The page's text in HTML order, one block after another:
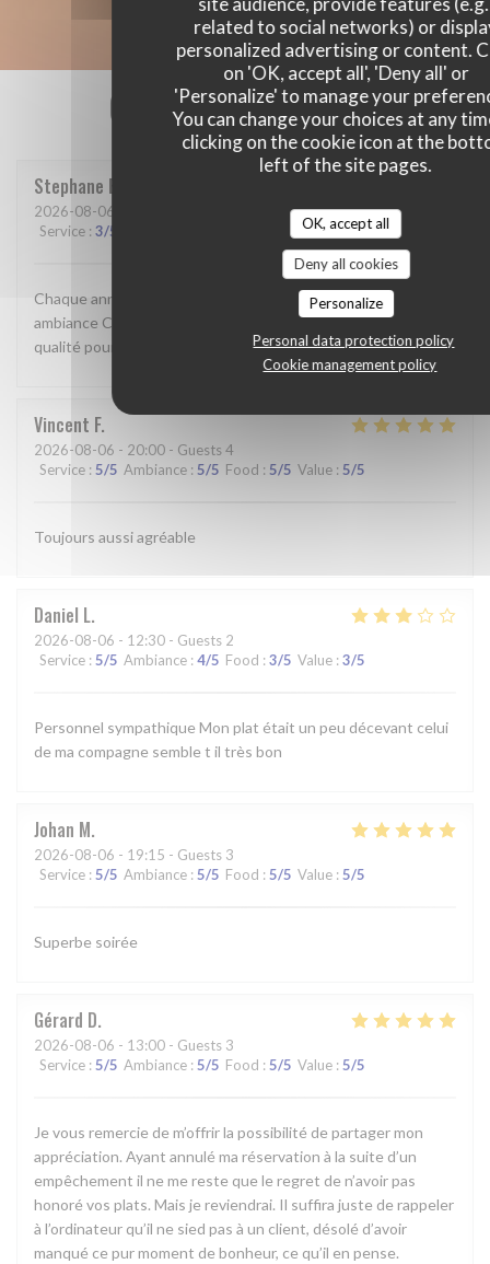
related to social networks) or
personalized advertising or content.
on 'OK, accept all', 'Deny all' or
'Personalize' to manage your
You can change your choices at any
clicking on the cookie icon at the
left of the site pages.
OK, accept all
Deny all cookies
Personalize
Personal data protection policy
Cookie management policy
Our customer ratings
Stephane B
2026-08-06
Service : 3/5 /5 Value:2/5
Chaque année de moins en moins bien Nourriture comme
ambiance C’est dommage parce qu’il y a vraiment un besoin de
qualité pour une clientèle haut de gamme
Vincent F
2026-08-06 - 20:00 - Guests 4
Service : 5/5 Ambiance : 5/5 Food : 5/5 Value : 5/5
Toujours aussi agréable
Daniel L
2026-08-06 - 12:30 - Guests 2
Service : 5/5 Ambiance : 4/5 Food : 3/5 Value : 3/5
Personnel sympathique Mon plat était un peu décevant celui
de ma compagne semble t il très bon
Johan M
2026-08-06 - 19:15 - Guests 3
Service : 5/5 Ambiance : 5/5 Food : 5/5 Value : 5/5
Superbe soirée
Gérard D
2026-08-06 - 13:00 - Guests 3
Service : 5/5 Ambiance : 5/5 Food : 5/5 Value : 5/5
Je vous remercie de m’offrir la possibilité de partager mon
appréciation. Ayant annulé ma réservation à la suite d’un
empêchement il ne me reste que le regret de n’avoir pas
honoré vos plats. Mais je reviendrai. Il suffira juste de rappeler
à l’ordinateur qu’il ne sied pas à un client, désolé d’avoir
manqué ce pur moment de bonheur, ce qu’il en pense.